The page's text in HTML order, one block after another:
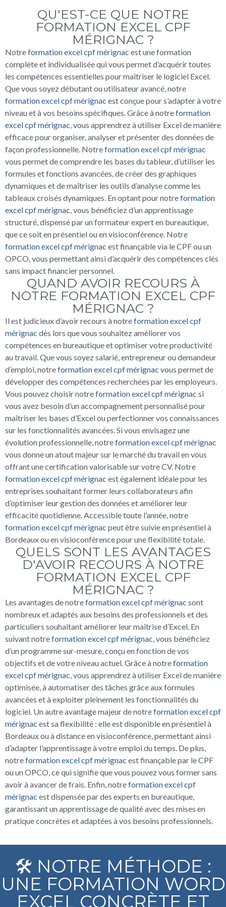
QU'EST-CE QUE NOTRE
FORMATION EXCEL CPF
MÉRIGNAC ?
Notreformation excel cpf mérignac est une formation
complète et individualisée qui vous permet d’acquérir toutes
les compétences essentielles pour maîtriser le logiciel Excel.
Que vous soyez débutant ou utilisateur avancé, notre
formation excel cpf mérignac est conçue pour s’adapter à votre
niveau et à vos besoins spécifiques. Grâce à notreformation
excel cpf mérignac , vous apprendrez à utiliser Excel de manière
efficace pour organiser, analyser et présenter des données de
façon professionnelle. Notreformation excel cpf mérignac
vous permet de comprendre les bases du tableur, d’utiliser les
formules et fonctions avancées, de créer des graphiques
dynamiques et de maîtriser les outils d’analyse comme les
tableaux croisés dynamiques. En optant pour notreformation
excel cpf mérignac , vous bénéficiez d’un apprentissage
structuré, dispensé par un formateur expert en bureautique,
que ce soit en présentiel ou en visioconférence. Notre
formation excel cpf mérignac est finançable via le CPF ou un
OPCO, vous permettant ainsi d’acquérir des compétences clés
sans impact financier personnel.
QUAND AVOIR RECOURS À
NOTRE FORMATION EXCEL CPF
MÉRIGNAC ?
Il est judicieux d’avoir recours à notreformation excel cpf
mérignac dès lors que vous souhaitez améliorer vos
compétences en bureautique et optimiser votre productivité
au travail. Que vous soyez salarié, entrepreneur ou demandeur
d’emploi, notreformation excel cpf mérignac vous permet de
développer des compétences recherchées par les employeurs.
Vous pouvez choisir notreformation excel cpf mérignac si
vous avez besoin d’un accompagnement personnalisé pour
maîtriser les bases d’Excel ou perfectionner vos connaissances
sur les fonctionnalités avancées. Si vous envisagez une
évolution professionnelle, notreformation excel cpf mérignac
vous donne un atout majeur sur le marché du travail en vous
offrant une certification valorisable sur votre CV. Notre
formation excel cpf mérignac est également idéale pour les
entreprises souhaitant former leurs collaborateurs afin
d’optimiser leur gestion des données et améliorer leur
efficacité quotidienne. Accessible toute l’année, notre
formation excel cpf mérignac peut être suivie en présentiel à
Bordeaux ou en visioconférence pour une flexibilité totale.
QUELS SONT LES AVANTAGES
D'AVOIR RECOURS À NOTRE
FORMATION EXCEL CPF
MÉRIGNAC ?
Les avantages de notreformation excel cpf mérignac sont
nombreux et adaptés aux besoins des professionnels et des
particuliers souhaitant améliorer leur maîtrise d’Excel. En
suivant notreformation excel cpf mérignac , vous bénéficiez
d’un programme sur-mesure, conçu en fonction de vos
objectifs et de votre niveau actuel. Grâce à notreformation
excel cpf mérignac , vous apprendrez à utiliser Excel de manière
optimisée, à automatiser des tâches grâce aux formules
avancées et à exploiter pleinement les fonctionnalités du
logiciel. Un autre avantage majeur de notreformation excel cpf
mérignac est sa flexibilité : elle est disponible en présentiel à
Bordeaux ou à distance en visioconférence, permettant ainsi
d’adapter l’apprentissage à votre emploi du temps. De plus,
notreformation excel cpf mérignac est finançable par le CPF
ou un OPCO, ce qui signifie que vous pouvez vous former sans
avoir à avancer de frais. Enfin, notreformation excel cpf
mérignac est dispensée par des experts en bureautique,
garantissant un apprentissage de qualité avec des mises en
pratique concrètes et adaptées à vos besoins professionnels.
🛠️ NOTRE MÉTHODE :
UNE FORMATION WORD
EXCEL CONCRÈTE ET